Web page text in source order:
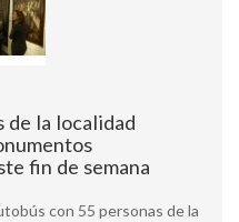
de la localidad
fin de semana
con 55 personas de la